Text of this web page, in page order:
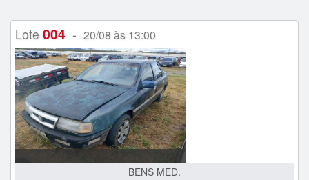
Lote 004 - 20/08 às 13:00
BENS MED.